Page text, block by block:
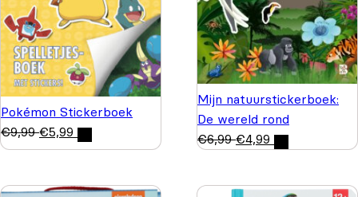
Pokémon Stickerboek
€9,99 €5,99
Mijn natuurstickerboek:
De wereld rond
€6,99 €4,99